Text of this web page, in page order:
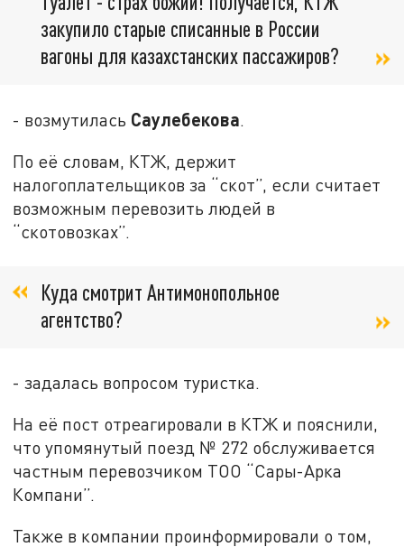
закупило старые списанные в России
вагоны для казахстанских пассажиров?
- возмутилась Саулебекова.
По её словам, КТЖ, держит
налогоплательщиков за “скот”, если считает
возможным перевозить людей в
“скотовозках”.
Куда смотрит Антимонопольное
агентство?
- задалась вопросом туристка.
На её пост отреагировали в КТЖ и пояснили,
что упомянутый поезд № 272 обслуживается
частным перевозчиком ТОО “Сары-Арка
Компани”.
Также в компании проинформировали о том,